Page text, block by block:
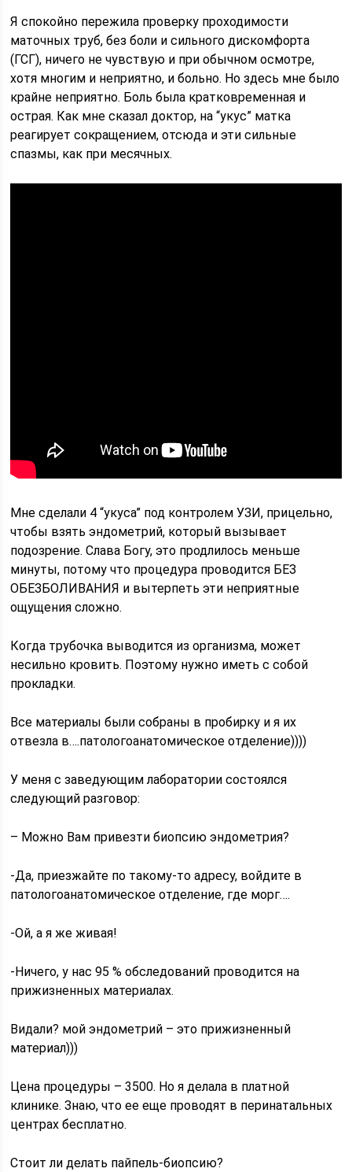
Я спокойно пережила проверку проходимости
маточных труб, без боли и сильного дискомфорта
(ГСГ), ничего не чувствую и при обычном осмотре,
хотя многим и неприятно, и больно. Но здесь мне было
крайне неприятно. Боль была кратковременная и
острая. Как мне сказал доктор, на “укус” матка
реагирует сокращением, отсюда и эти сильные
спазмы, как при месячных.
Мне сделали 4 “укуса” под контролем УЗИ, прицельно,
чтобы взять эндометрий, который вызывает
подозрение. Слава Богу, это продлилось меньше
минуты, потому что процедура проводится БЕЗ
ОБЕЗБОЛИВАНИЯ и вытерпеть эти неприятные
ощущения сложно.
Когда трубочка выводится из организма, может
несильно кровить. Поэтому нужно иметь с собой
прокладки.
Все материалы были собраны в пробирку и я их
отвезла в….патологоанатомическое отделение))))
У меня с заведующим лаборатории состоялся
следующий разговор:
– Можно Вам привезти биопсию эндометрия?
-Да, приезжайте по такому-то адресу, войдите в
патологоанатомическое отделение, где морг….
-Ой, а я же живая!
-Ничего, у нас 95 % обследований проводится на
прижизненных материалах.
Видали? мой эндометрий – это прижизненный
материал)))
Цена процедуры – 3500. Но я делала в платной
клинике. Знаю, что ее еще проводят в перинатальных
центрах бесплатно.
Стоит ли делать пайпель-биопсию?